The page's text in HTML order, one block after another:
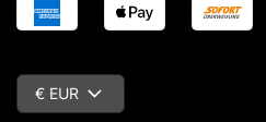
€ EUR